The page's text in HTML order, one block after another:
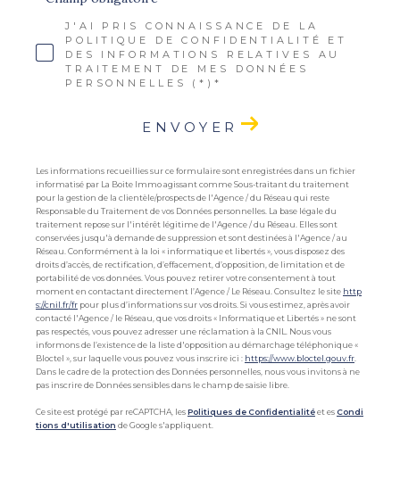
J'AI PRIS CONNAISSANCE DE LA
POLITIQUE DE CONFIDENTIALITÉ ET
DES INFORMATIONS RELATIVES AU
TRAITEMENT DE MES DONNÉES
PERSONNELLES (*)*
ENVOYER
Les informations recueillies sur ce formulaire sont enregistrées dans un fichier
informatisé par La Boite Immo agissant comme Sous-traitant du traitement
pour la gestion de la clientèle/prospects de l'Agence / du Réseau qui reste
Responsable du Traitement de vos Données personnelles. La base légale du
traitement repose sur l'intérêt légitime de l'Agence / du Réseau. Elles sont
conservées jusqu'à demande de suppression et sont destinées à l'Agence / au
Réseau. Conformément à la loi « informatique et libertés », vous disposez des
droits d’accès, de rectification, d’effacement, d’opposition, de limitation et de
portabilité de vos données. Vous pouvez retirer votre consentement à tout
moment en contactant directement l’Agence / Le Réseau. Consultez le site http
s://cnil.fr/fr pour plus d’informations sur vos droits. Si vous estimez, après avoir
contacté l'Agence / le Réseau, que vos droits « Informatique et Libertés » ne sont
pas respectés, vous pouvez adresser une réclamation à la CNIL. Nous vous
informons de l’existence de la liste d'opposition au démarchage téléphonique «
Bloctel », sur laquelle vous pouvez vous inscrire ici : https://www.bloctel.gouv.fr
Dans le cadre de la protection des Données personnelles, nous vous invitons à ne
pas inscrire de Données sensibles dans le champ de saisie libre.
Ce site est protégé par reCAPTCHA, lesPolitiques de Confidentialitéet es Condi
tions d'utilisation de Google s'appliquent.